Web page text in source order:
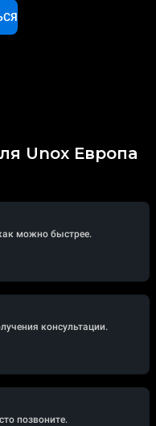
Unox Европа
можно быстрее.
консультации.
позвоните.